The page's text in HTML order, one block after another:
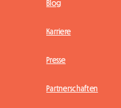
Blog
Karriere
Presse
Partnerschaften